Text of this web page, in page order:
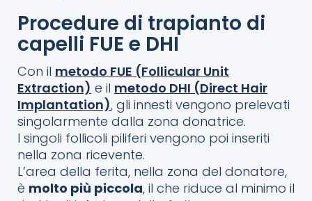
Procedure di trapianto di
capelli FUE e DHI
Con il metodo FUE (Follicular Unit
Extraction) e il metodo DHI (Direct Hair
Implantation), gli innesti vengono prelevati
singolarmente dalla zona donatrice.
I singoli follicoli piliferi vengono poi inseriti
nella zona ricevente.
L’area della ferita, nella zona del donatore,
è molto più piccola, il che riduce al minimo il